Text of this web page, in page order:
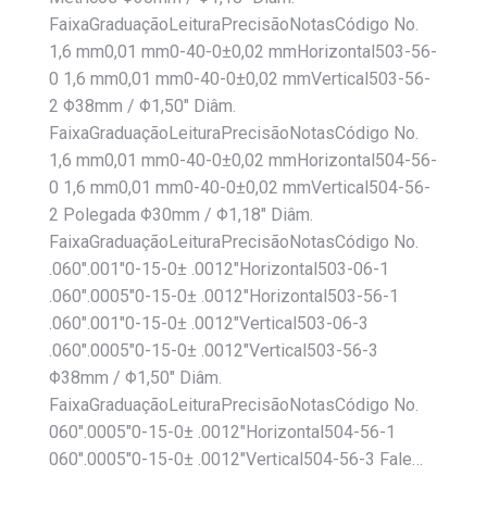
FaixaGraduaçãoLeituraPrecisãoNotasCódigo No.
1,6 mm0,01 mm0-40-0±0,02 mmHorizontal503-56-
0 1,6 mm0,01 mm0-40-0±0,02 mmVertical503-56-
2 Φ38mm / Φ1,50″ Diâm.
FaixaGraduaçãoLeituraPrecisãoNotasCódigo No.
1,6 mm0,01 mm0-40-0±0,02 mmHorizontal504-56-
0 1,6 mm0,01 mm0-40-0±0,02 mmVertical504-56-
2 Polegada Φ30mm / Φ1,18″ Diâm.
FaixaGraduaçãoLeituraPrecisãoNotasCódigo No.
.060″.001″0-15-0± .0012″Horizontal503-06-1
.060″.0005″0-15-0± .0012″Horizontal503-56-1
.060″.001″0-15-0± .0012″Vertical503-06-3
.060″.0005″0-15-0± .0012″Vertical503-56-3
Φ38mm / Φ1,50″ Diâm.
FaixaGraduaçãoLeituraPrecisãoNotasCódigo No.
060″.0005″0-15-0± .0012″Horizontal504-56-1
060″.0005″0-15-0± .0012″Vertical504-56-3 Fale…